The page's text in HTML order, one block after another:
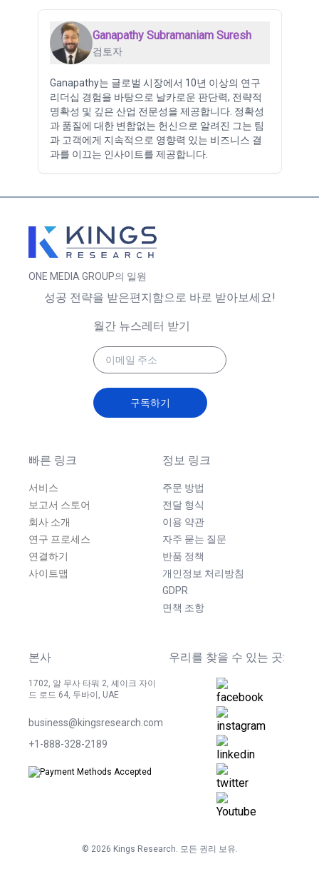
Ganapathy Subramaniam Suresh
검토자
Ganapathy는 글로벌 시장에서 10년 이상의 연구
리더십 경험을 바탕으로 날카로운 판단력, 전략적
명확성 및 깊은 산업 전문성을 제공합니다. 정확성
과 품질에 대한 변함없는 헌신으로 알려진 그는 팀
과 고객에게 지속적으로 영향력 있는 비즈니스 결
과를 이끄는 인사이트를 제공합니다.
ONE MEDIA GROUP의 일원
빠른 링크
서비스
보고서 스토어
회사 소개
연구 프로세스
연결하기
사이트맵
정보 링크
주문 방법
전달 형식
이용 약관
자주 묻는 질문
반품 정책
개인정보 처리방침
GDPR
면책 조항
본사
1702, 알 무사 타워 2, 셰이크 자이
드 로드 64, 두바이, UAE
business@kingsresearch.com
+1-888-328-2189
우리를 찾을 수 있는 곳:
성공 전략을 받은편지함으로 바로 받아보세요!
월간 뉴스레터 받기
구독하기
© 2026 Kings Research. 모든 권리 보유.